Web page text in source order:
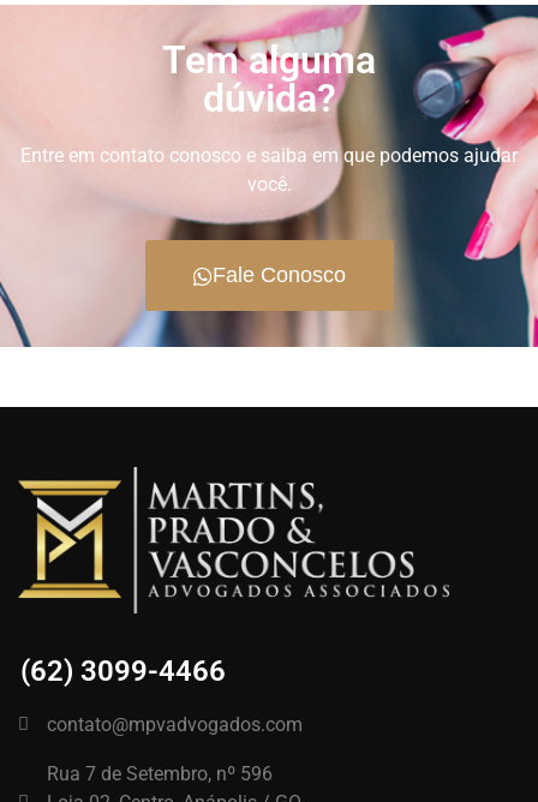
Tem alguma
dúvida?
Entre em contato conosco e saiba em que podemos ajudar
você.
Fale Conosco
(62) 3099-4466
contato@mpvadvogados.com
Rua 7 de Setembro, nº 596